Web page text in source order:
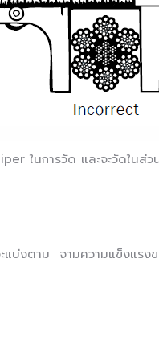
ในการวัด และจะวัดใน
บ่งตาม จามความแข็งแรง